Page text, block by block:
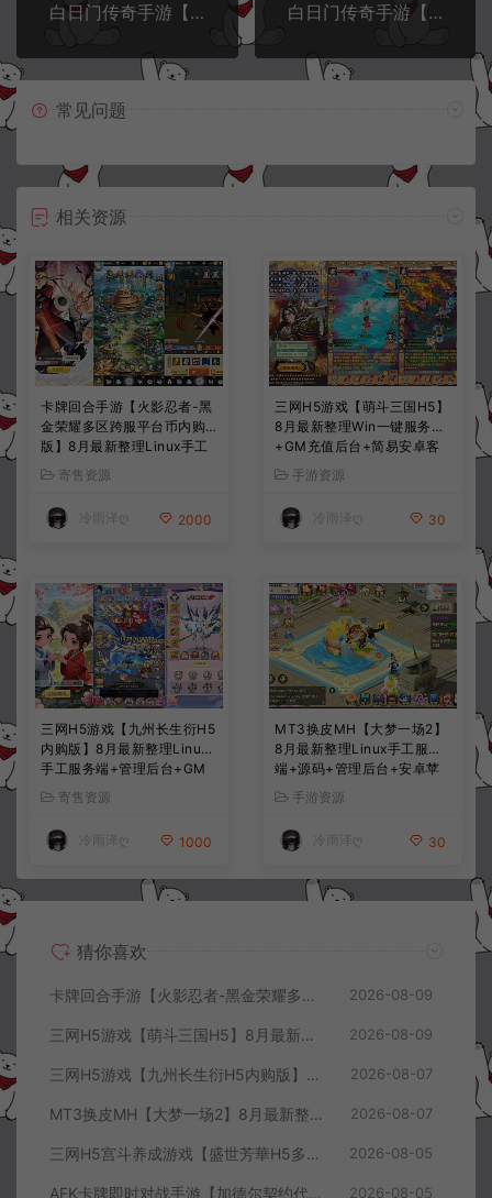
白日门传奇手游【快刀江湖多区跨服完整版】1月最新整理Win一键服务端+前后端全套源码+管理后台+GM授权后台+安卓+详细搭建教程+视频教程
白日门传奇手游【天罡鬼服多区跨服完整版】4月最新整理Win一键服务端+全套客户端源码+服务端源码+管理后台+GM授权后台+安卓苹果双端+详细搭建教程+视频教程
常见问题
相关资源
卡牌回合手游【火影忍者-黑
金荣耀多区跨服平台币内购
版】8月最新整理Linux手工
服务端+CDK授权后台+安卓
+详细搭建教程+视频教程
寄售资源
冷雨泽ღ 2000
三网H5游戏【萌斗三国H5】
8月最新整理Win一键服务端
+GM充值后台+简易安卓客
户端+详细搭建教程+视频教
程
手游资源
冷雨泽ღ 30
三网H5游戏【九州长生衍H5
内购版】8月最新整理Linux
手工服务端+管理后台+GM
授权后台+简易安卓客户端
+详细搭建教程+视频教程
寄售资源
冷雨泽ღ 1000
MT3换皮MH【大梦一场2】
8月最新整理Linux手工服务
端+源码+管理后台+安卓苹
果双端+详细搭建教程+视频
教程
手游资源
冷雨泽ღ 30
猜你喜欢
卡牌回合手游【火影忍者-黑金荣耀多区跨服平台币内购版】8月最新整理Linux手工服务端+CDK授权后台+安卓+详细搭建教程+视频教程 2026-08-09
三网H5游戏【萌斗三国H5】8月最新整理Win一键服务端+GM充值后台+简易安卓客户端+详细搭建教程+视频教程 2026-08-09
三网H5游戏【九州长生衍H5内购版】8月最新整理Linux手工服务端+管理后台+GM授权后台+简易安卓客户端+详细搭建教程+视频教程 2026-08-07
MT3换皮MH【大梦一场2】8月最新整理Linux手工服务端+源码+管理后台+安卓苹果双端+详细搭建教程+视频教程 2026-08-07
三网H5宫斗养成游戏【盛世芳華H5多区跨服代金券内购优化版】8月最新整理Linux手工服务端+CDK授权后台+全资源安卓+详细搭建教程+视频教程 2026-08-05
AFK卡牌即时对战手游【加德尔契约代金券内购修复版】8月最新整理Linux手工服务端+前后端全套源码+CDK授权后台+安卓苹果双端+详细搭建教程+视频教程 2026-08-05